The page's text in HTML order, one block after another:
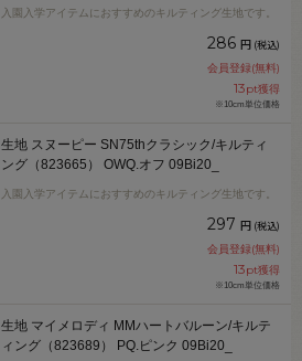
入園入学アイテムにおすすめのキルティング生地です。
286 円 (税込)
会員登録(無料)
13pt獲得
※10cm単位価格
生地 スヌーピー SN75thクラシック/キルティ
ング（823665） OWQ.オフ 09Bi20_
入園入学アイテムにおすすめのキルティング生地です。
297 円 (税込)
会員登録(無料)
13pt獲得
※10cm単位価格
生地 マイメロディ MMハートバルーン/キルテ
ィング（823689） PQ.ピンク 09Bi20_